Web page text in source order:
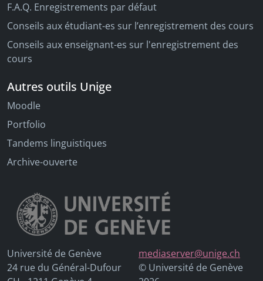
F.A.Q. Enregistrements par défaut
Conseils aux étudiant-es sur l’enregistrement des cours
Conseils aux enseignant-es sur l'enregistrement des
cours
Autres outils Unige
Moodle
Portfolio
Tandems linguistiques
Archive-ouverte
Université de Genève
24 rue du Général-Dufour
mediaserver@unige.ch
© Université de Genève